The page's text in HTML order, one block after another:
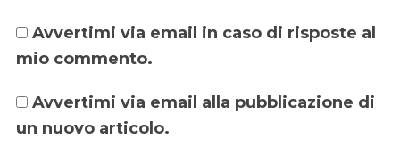
Avvertimi via email in caso di risposte al
mio commento.
Avvertimi via email alla pubblicazione di
un nuovo articolo.